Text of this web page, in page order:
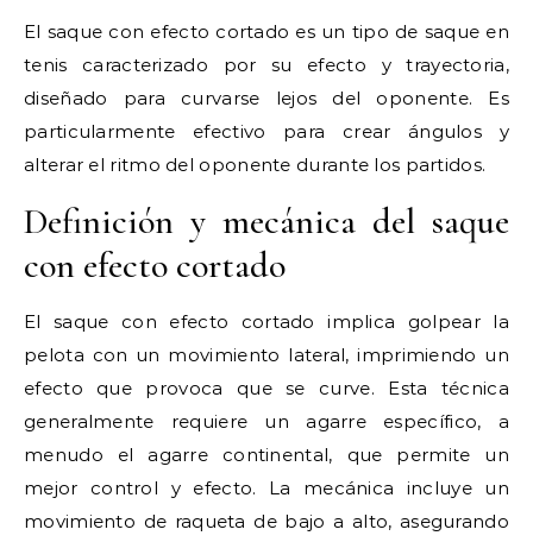
El saque con efecto cortado es un tipo de saque en
tenis caracterizado por su efecto y trayectoria,
diseñado para curvarse lejos del oponente. Es
particularmente efectivo para crear ángulos y
alterar el ritmo del oponente durante los partidos.
Definición y mecánica del saque
con efecto cortado
El saque con efecto cortado implica golpear la
pelota con un movimiento lateral, imprimiendo un
efecto que provoca que se curve. Esta técnica
generalmente requiere un agarre específico, a
menudo el agarre continental, que permite un
mejor control y efecto. La mecánica incluye un
movimiento de raqueta de bajo a alto, asegurando